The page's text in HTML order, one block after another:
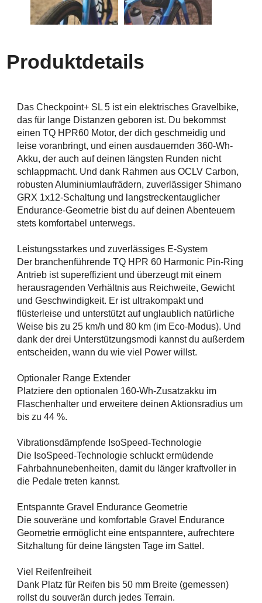
Produktdetails
Das Checkpoint+ SL 5 ist ein elektrisches Gravelbike,
das für lange Distanzen geboren ist. Du bekommst
einen TQ HPR60 Motor, der dich geschmeidig und
leise voranbringt, und einen ausdauernden 360-Wh-
Akku, der auch auf deinen längsten Runden nicht
schlappmacht. Und dank Rahmen aus OCLV Carbon,
robusten Aluminiumlaufrädern, zuverlässiger Shimano
GRX 1x12-Schaltung und langstreckentauglicher
Endurance-Geometrie bist du auf deinen Abenteuern
stets komfortabel unterwegs.
Leistungsstarkes und zuverlässiges E-System
Der branchenführende TQ HPR 60 Harmonic Pin-Ring
Antrieb ist supereffizient und überzeugt mit einem
herausragenden Verhältnis aus Reichweite, Gewicht
und Geschwindigkeit. Er ist ultrakompakt und
flüsterleise und unterstützt auf unglaublich natürliche
Weise bis zu 25 km/h und 80 km (im Eco-Modus). Und
dank der drei Unterstützungsmodi kannst du außerdem
entscheiden, wann du wie viel Power willst.
Optionaler Range Extender
Platziere den optionalen 160-Wh-Zusatzakku im
Flaschenhalter und erweitere deinen Aktionsradius um
bis zu 44 %.
Vibrationsdämpfende IsoSpeed-Technologie
Die IsoSpeed-Technologie schluckt ermüdende
Fahrbahnunebenheiten, damit du länger kraftvoller in
die Pedale treten kannst.
Entspannte Gravel Endurance Geometrie
Die souveräne und komfortable Gravel Endurance
Geometrie ermöglicht eine entspanntere, aufrechtere
Sitzhaltung für deine längsten Tage im Sattel.
Viel Reifenfreiheit
Dank Platz für Reifen bis 50 mm Breite (gemessen)
rollst du souverän durch jedes Terrain.